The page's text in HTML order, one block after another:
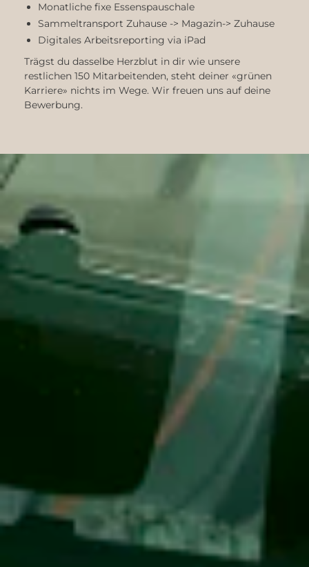
Monatliche fixe Essenspauschale
Sammeltransport Zuhause -> Magazin-> Zuhause
Digitales Arbeitsreporting via iPad
Trägst du dasselbe Herzblut in dir wie unsere
restlichen 150 Mitarbeitenden, steht deiner «grünen
Karriere» nichts im Wege. Wir freuen uns auf deine
Bewerbung.